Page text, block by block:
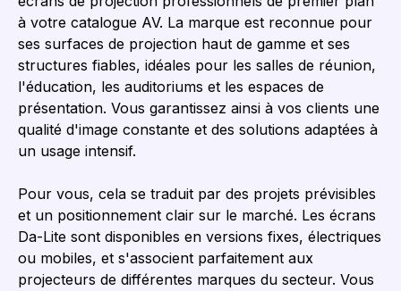
à votre catalogue AV. La marque est reconnue pour
ses surfaces de projection haut de gamme et ses
structures fiables, idéales pour les salles de réunion,
l'éducation, les auditoriums et les espaces de
présentation. Vous garantissez ainsi à vos clients une
qualité d'image constante et des solutions adaptées à
un usage intensif.
Pour vous, cela se traduit par des projets prévisibles
et un positionnement clair sur le marché. Les écrans
Da-Lite sont disponibles en versions fixes, électriques
ou mobiles, et s'associent parfaitement aux
projecteurs de différentes marques du secteur. Vous